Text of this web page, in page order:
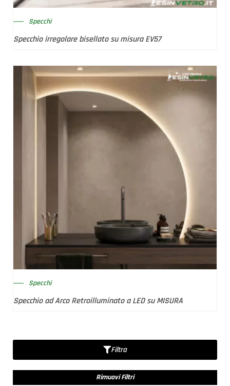
Specchi
Specchio irregolare bisellato su misura EV57
Specchi
Specchio ad Arco Retroilluminato a LED su MISURA
Filtra
Rimuovi Filtri